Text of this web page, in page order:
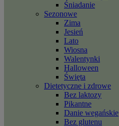
Śniadanie
Sezonowe
Zima
Jesień
Lato
Wiosna
Walentynki
Halloween
Święta
Dietetyczne i zdrowe
Bez laktozy
Pikantne
Danie wegańskie
Bez glutenu